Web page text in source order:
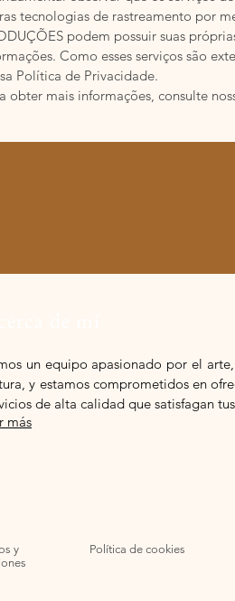
tecnologias de rastreamento por
podem possuir suas
Como esses serviços são
Política de Privacidade.
obter mais informações, consulte
un equipo apasionado por el
y estamos comprometidos en
de alta calidad que satisfagan
más
y
Política de cookies